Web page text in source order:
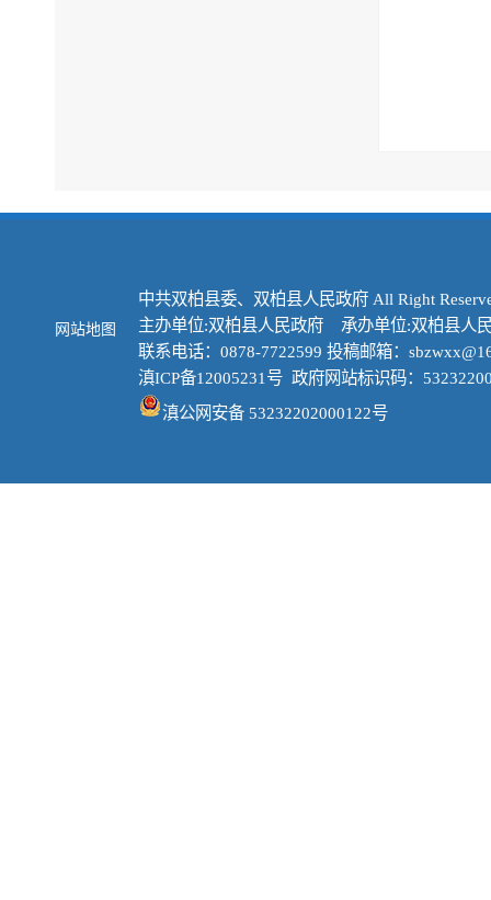
网站地图
中共双柏县委、双柏县人民政府 All Right
主办单位:双柏县人民政府 承办单位:双柏县人
联系电话：0878-7722599 投稿邮箱：
滇ICP备12005231号 政府网站标识码：
滇公网安备 53232202000122号